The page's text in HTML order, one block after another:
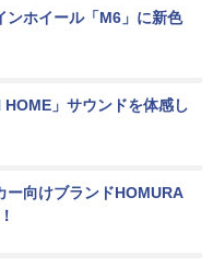
ンホイール「M6」に新色
」サウンドを体感し
ー向けブランドHOMURA